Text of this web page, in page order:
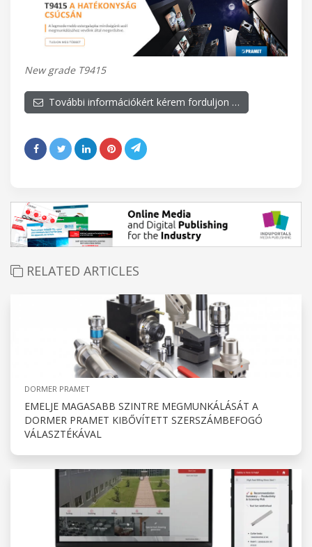
New grade T9415
További információkért kérem forduljon …
RELATED ARTICLES
DORMER PRAMET
EMELJE MAGASABB SZINTRE MEGMUNKÁLÁSÁT A
DORMER PRAMET KIBŐVÍTETT SZERSZÁMBEFOGÓ
VÁLASZTÉKÁVAL